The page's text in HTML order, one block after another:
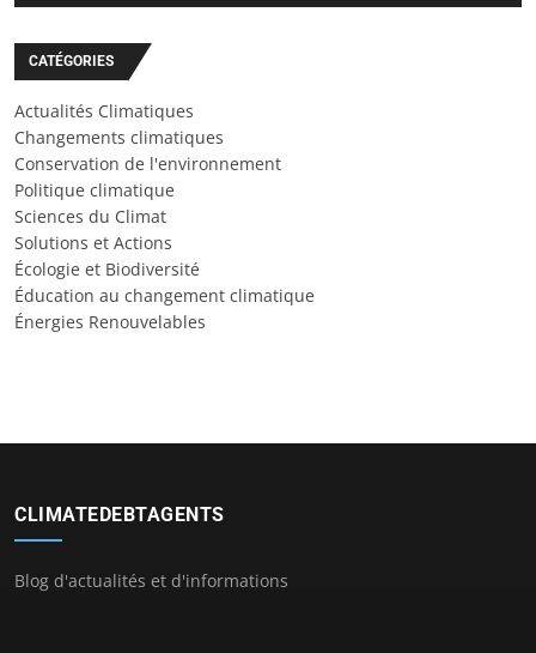
CATÉGORIES
Actualités Climatiques
Changements climatiques
Conservation de l'environnement
Politique climatique
Sciences du Climat
Solutions et Actions
Écologie et Biodiversité
Éducation au changement climatique
Énergies Renouvelables
CLIMATEDEBTAGENTS
Blog d'actualités et d'informations